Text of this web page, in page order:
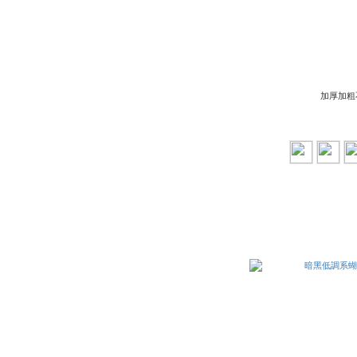
加厚加